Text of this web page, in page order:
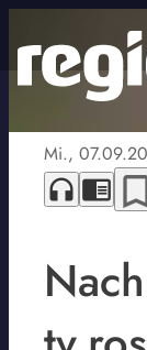
Mi.,
headphones chrome_reader_mode